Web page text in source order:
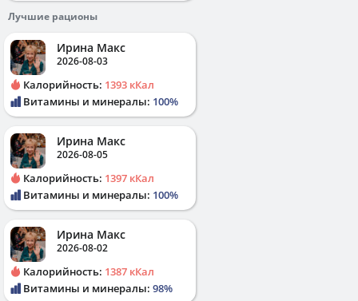
Лучшие рационы
Ирина Макс
2026-08-03
Калорийность: 1393 кКал
Витамины и минералы: 100%
Ирина Макс
2026-08-05
Калорийность: 1397 кКал
Витамины и минералы: 100%
Ирина Макс
2026-08-02
Калорийность: 1387 кКал
Витамины и минералы: 98%